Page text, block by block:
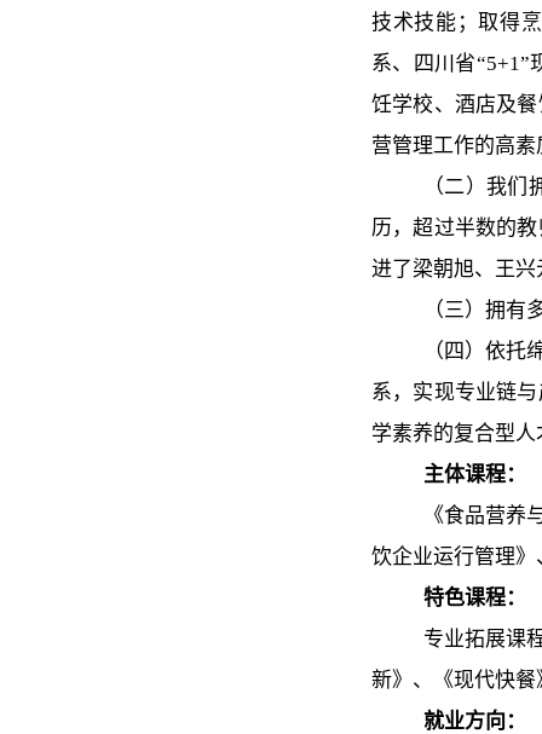
技术技能；取得
系、四川省“5+1”
饪学校、酒店及
营管理工作的高
（二）我
历，超过半数的
进了梁朝旭、王
（三）拥有
（四）依
系，实现专业链
学素养的复合型人
主体课程：
《食品营
饮企业运行管理
特色课程：
专业拓展课
新》、《现代快
就业方向：